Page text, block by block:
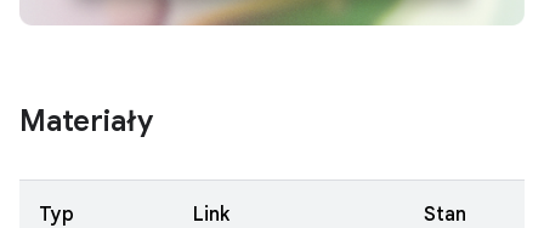
Materiały
Typ Link Stan